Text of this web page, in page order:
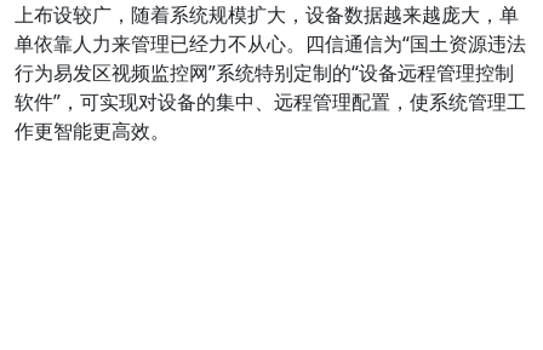
上布设较广，随着系统规模扩大，设备数据越来越庞大，单
单依靠人力来管理已经力不从心。四信通信为“国土资源违法
行为易发区视频监控网”系统特别定制的“设备远程管理控制
软件”，可实现对设备的集中、远程管理配置，使系统管理工
作更智能更高效。